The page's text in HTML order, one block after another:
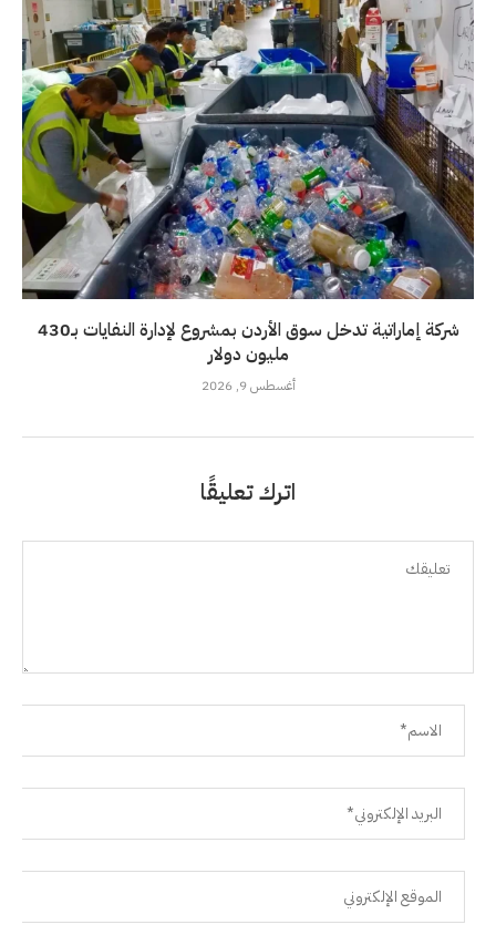
شركة إماراتية تدخل سوق الأردن بمشروع لإدارة النفايات بـ430
مليون دولار
أغسطس 9, 2026
اترك تعليقًا